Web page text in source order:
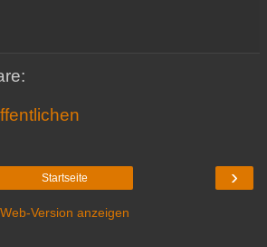
›
Startseite
Web-Version anzeigen